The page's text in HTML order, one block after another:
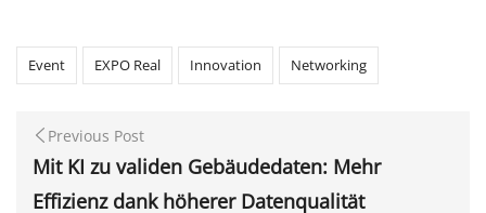
Event EXPO Real Innovation Networking
Previous Post
Mit KI zu validen Gebäudedaten: Mehr
Effizienz dank höherer Datenqualität